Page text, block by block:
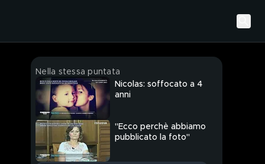
Nella stessa puntata
Nicolas: soffocato a 4
anni
"Ecco perchè abbiamo
pubblicato la foto"